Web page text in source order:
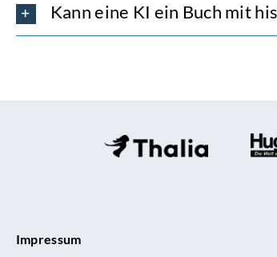
Kann eine KI ein Buch mit
Impressum